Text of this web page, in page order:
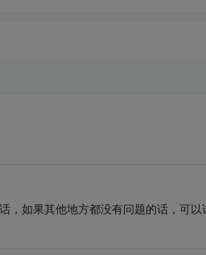
，如果其他地方都没有问题的话，可